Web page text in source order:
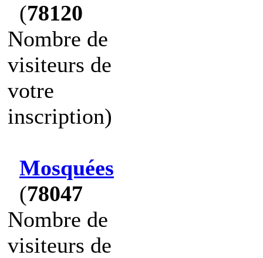
(78120
Nombre de
visiteurs de
votre
inscription)
Mosquées
(78047
Nombre de
visiteurs de